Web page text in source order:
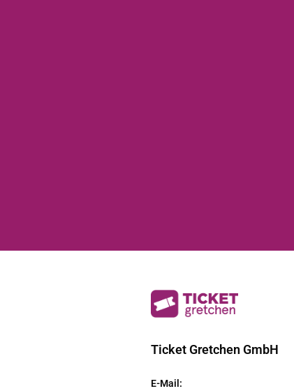
Ticket Gretchen GmbH
E-Mail :